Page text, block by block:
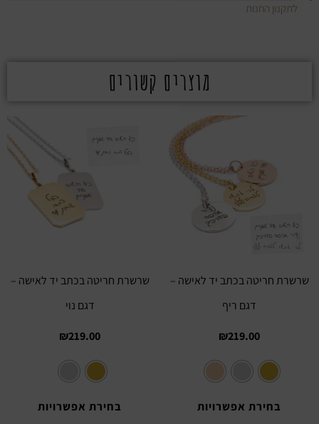
לתקנון החנות
מוצרים קשורים
שרשרת חריטה בכתב יד לאישה –
דגם ריף
₪219.00
בחירת אפשרויות
שרשרת חריטה בכתב יד לאישה –
דגם נוי
₪219.00
בחירת אפשרויות